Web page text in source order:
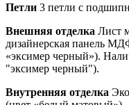
Петли 3 петли с
Внешняя отделка Лист
дизайнерская панель
«эксимер черный»).
"эксимер черный").
Внутренняя отделка